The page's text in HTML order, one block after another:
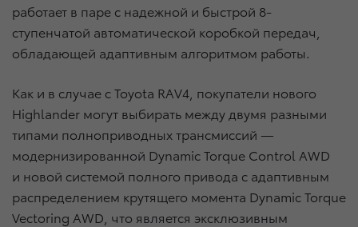
работает в паре с надежной и быстрой 8-
ступенчатой автоматической коробкой передач,
обладающей адаптивным алгоритмом работы.
Как и в случае с Toyota RAV4, покупатели нового
Highlander могут выбирать между двумя разными
типами полноприводных трансмиссий —
модернизированной Dynamic Torque Control AWD
и новой системой полного привода с адаптивным
распределением крутящего момента Dynamic Torque
Vectoring AWD, что является эксклюзивным